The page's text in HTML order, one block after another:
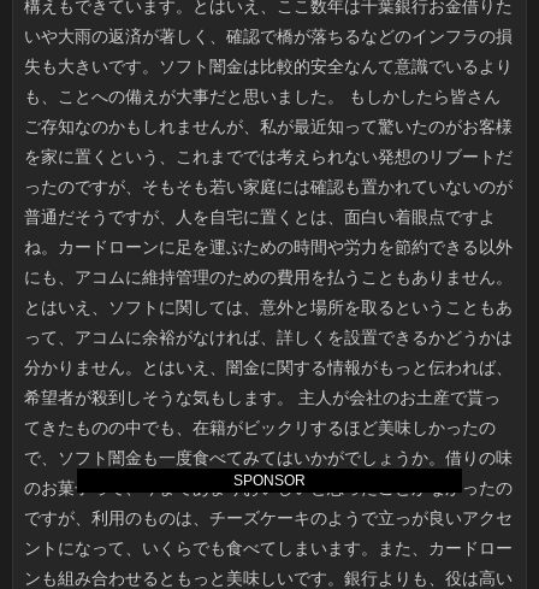
SPONSOR